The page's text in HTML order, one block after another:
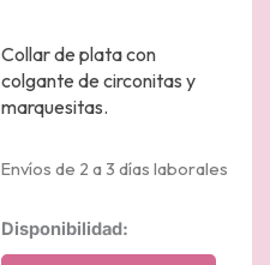
Collar de plata con
colgante de circonitas y
marquesitas.
Envíos de 2 a 3 días laborales
Disponibilidad:
Collar